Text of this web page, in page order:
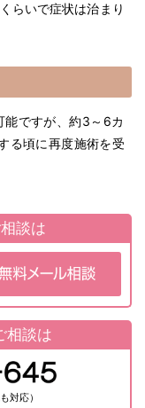
らいで症状は治まり
能ですが、約3～6カ
る頃に再度施術を受
談は
相談は
対応）